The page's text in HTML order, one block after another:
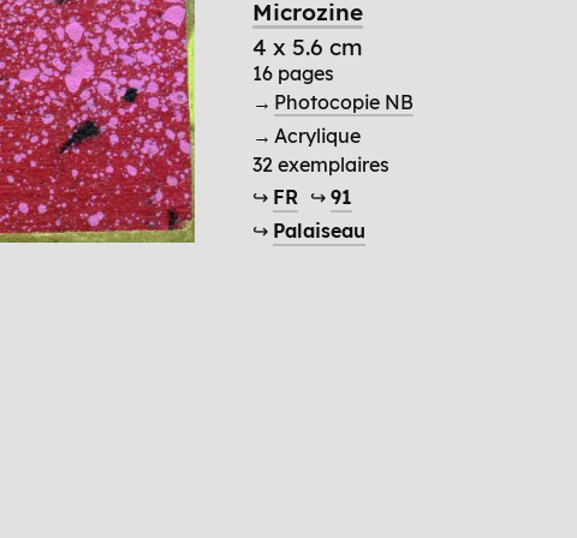
Microzine
4 x 5.6 cm
16 pages
→ Photocopie NB
→ Acrylique
32 exemplaires
↪ FR ↪91
↪ Palaiseau